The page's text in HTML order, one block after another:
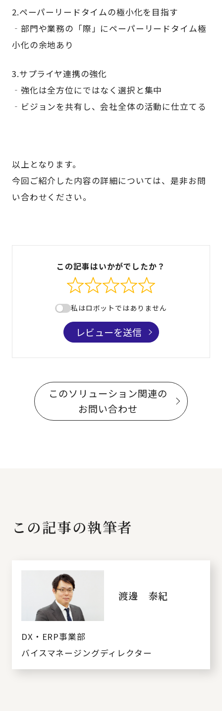
2.ペーパーリードタイムの極小化を目指す
‐部門や業務の「際」にペーパーリードタイム極
小化の余地あり
3.サプライヤ連携の強化
‐強化は全方位にではなく選択と集中
‐ビジョンを共有し、会社全体の活動に仕立てる
以上となります。
今回ご紹介した内容の詳細については、是非お問
い合わせください。
この記事はいかがでしたか？
私はロボットではありません
レビューを送信
このソリューション関連の
お問い合わせ
この記事の執筆者
渡邊 泰紀
DX・ERP事業部
バイスマネージングディレクター